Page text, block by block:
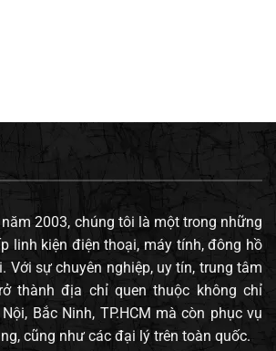
2003, chúng tôi là một trong những
linh kiện điện thoại, máy tính, đông hồ
Với sự chuyên nghiệp, uy tín, trung tâm
thành địa chỉ quen thuộc không chỉ
Bắc Ninh, TP.HCM mà còn phục vụ
cũng như các đại lý trên toàn quốc.